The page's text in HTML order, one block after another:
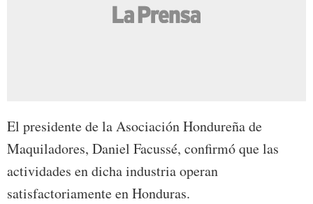
El presidente de la Asociación Hondureña de
Maquiladores, Daniel Facussé, confirmó que las
actividades en dicha industria operan
satisfactoriamente en Honduras.